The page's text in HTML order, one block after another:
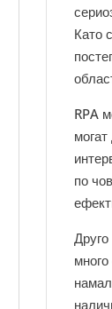
Като
RPA
по